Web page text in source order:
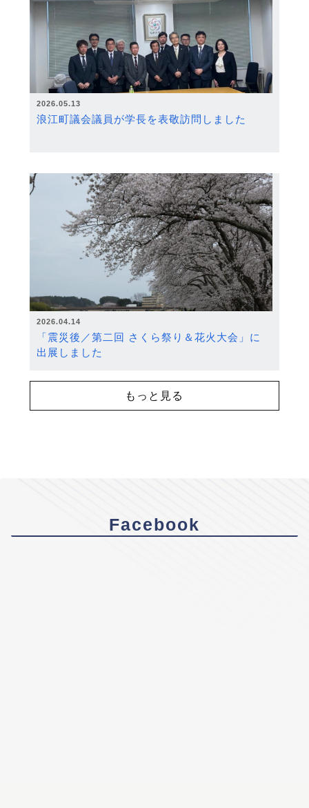
2026.05.13
浪江町議会議員が学長を表敬訪問しました
2026.04.14
「震災後／第二回 さくら祭り＆花火大会」に
出展しました
もっと見る
Facebook